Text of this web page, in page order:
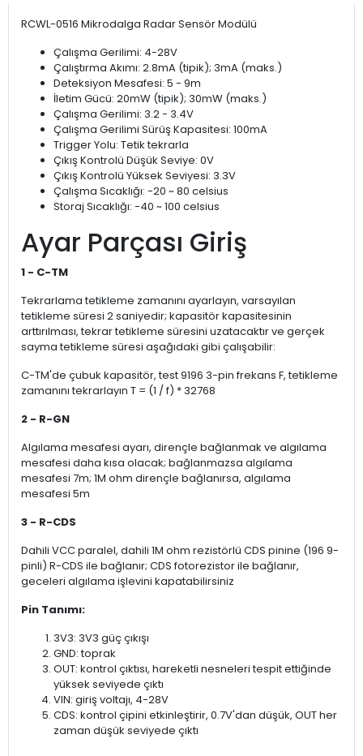
RCWL-0516 Mikrodalga Radar Sensör Modülü
Çalışma Gerilimi: 4-28V
Çalıştırma Akımı: 2.8mA (tipik); 3mA (maks.)
Deteksiyon Mesafesi: 5 - 9m
İletim Gücü: 20mW (tipik); 30mW (maks.)
Çalışma Gerilimi: 3.2 - 3.4V
Çalışma Gerilimi Sürüş Kapasitesi: 100mA
Trigger Yolu: Tetik tekrarla
Çıkış Kontrolü Düşük Seviye: 0V
Çıkış Kontrolü Yüksek Seviyesi: 3.3V
Çalışma Sıcaklığı: -20 ~ 80 celsius
Storaj Sıcaklığı: -40 ~ 100 celsius
Ayar Parçası Giriş
1 - C-TM
Tekrarlama tetikleme zamanını ayarlayın, varsayılan
tetikleme süresi 2 saniyedir; kapasitör kapasitesinin
arttırılması, tekrar tetikleme süresini uzatacaktır ve gerçek
sayma tetikleme süresi aşağıdaki gibi çalışabilir:
C-TM'de çubuk kapasitör, test 9196 3-pin frekans F, tetikleme
zamanını tekrarlayın T = (1 / f) * 32768
2 - R-GN
Algılama mesafesi ayarı, dirençle bağlanmak ve algılama
mesafesi daha kısa olacak; bağlanmazsa algılama
mesafesi 7m; 1M ohm dirençle bağlanırsa, algılama
mesafesi 5m
3 - R-CDS
Dahili VCC paralel, dahili 1M ohm rezistörlü CDS pinine (196 9-
pinli) R-CDS ile bağlanır; CDS fotorezistor ile bağlanır,
geceleri algılama işlevini kapatabilirsiniz
Pin Tanımı:
3V3: 3V3 güç çıkışı
GND: toprak
OUT: kontrol çıktısı, hareketli nesneleri tespit ettiğinde
yüksek seviyede çıktı
VIN: giriş voltajı, 4-28V
CDS: kontrol çipini etkinleştirir, 0.7V'dan düşük, OUT her
zaman düşük seviyede çıktı